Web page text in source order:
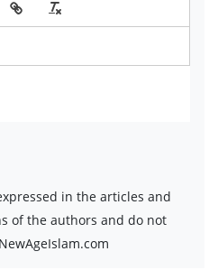
in the articles and
of the authors and do not